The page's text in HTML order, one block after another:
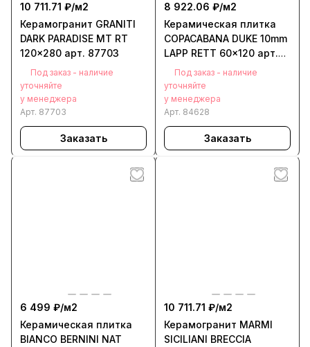
10 711.71 ₽/м2
Керамогранит GRANITI
DARK PARADISE MT RT
120x280 арт. 87703
Под заказ - наличие
уточняйте
у менеджера
Арт. 87703
Заказать
8 922.06 ₽/м2
Керамическая плитка
COPACABANA DUKE 10mm
LAPP RETT 60x120 арт.
84628
Под заказ - наличие
уточняйте
у менеджера
Арт. 84628
Заказать
6 499 ₽/м2
Керамическая плитка
BIANCO BERNINI NAT
10 711.71 ₽/м2
Керамогранит MARMI
SICILIANI BRECCIA